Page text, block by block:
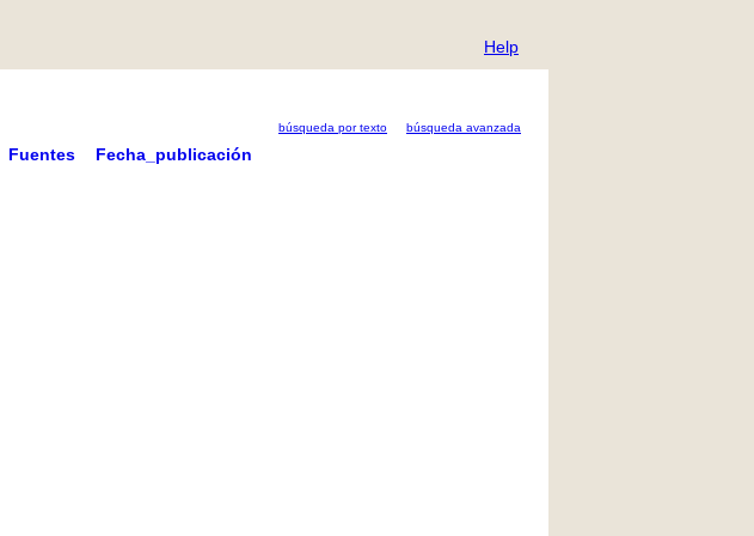
Help
búsqueda por texto búsqueda avanzada
Fuentes Fecha_publicación